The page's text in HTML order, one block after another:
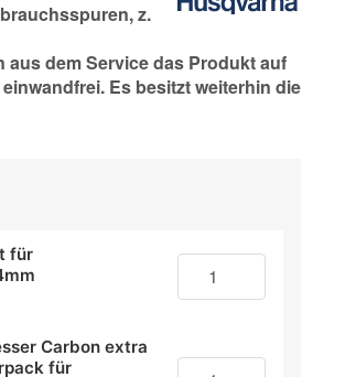
z.
dem Service das Produkt auf
Es besitzt weiterhin die
für
Carbon extra
für